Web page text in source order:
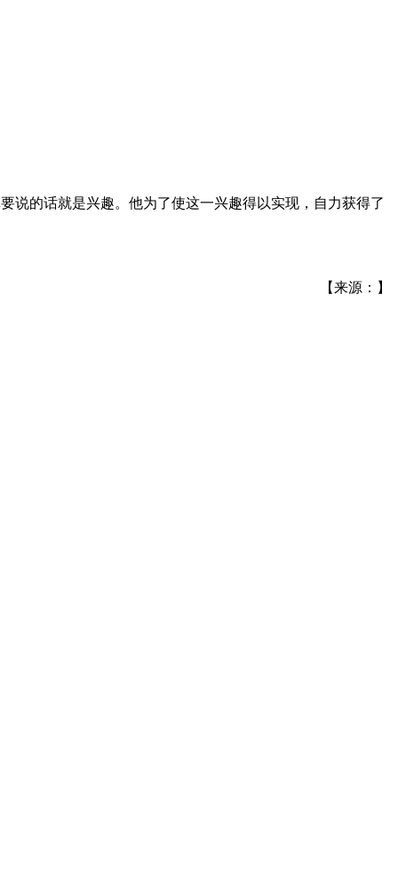
说的话就是兴趣。他为了使这一兴趣得以实现，自力获得了
【来源：】